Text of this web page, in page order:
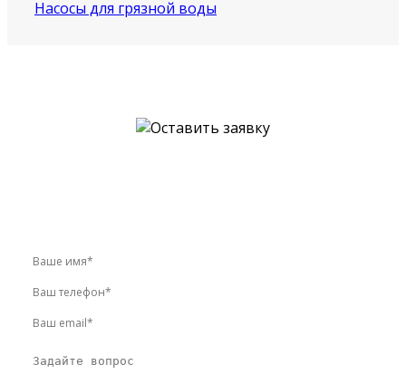
Насосы для грязной воды